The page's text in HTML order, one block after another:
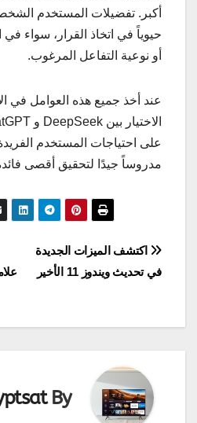
أكبر. تفضيلات المستخدم
حيوياً في اتخاذ القرار، سواء
أو نوعية التفاعل المرغوب.
عند أخذ جميع هذه العوامل في
على احتياجات المستخدم
مدروساً جيدًا لتحقيق أقصى
تصفّح
المقالات
اكتشف الميزات الجديدة
في تحديث ويندوز 11 الأخير
By